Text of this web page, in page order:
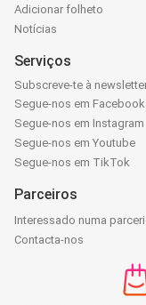
Adicionar folheto
Notícias
Serviços
Subscreve-te à
Segue-nos em Facebook
Segue-nos em Instagram
Segue-nos em Youtube
Segue-nos em TikTok
Parceiros
Interessado numa
Contacta-nos